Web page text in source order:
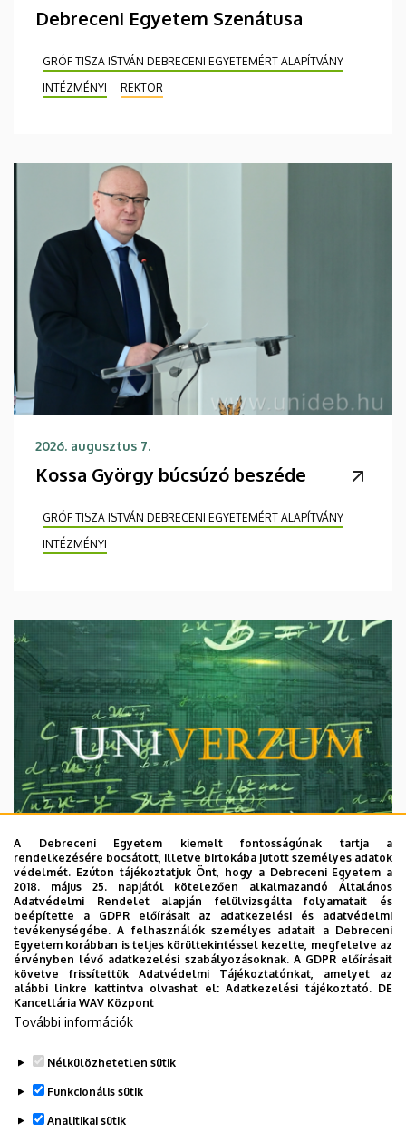
Debreceni Egyetem Szenátusa
GRÓF TISZA ISTVÁN DEBRECENI EGYETEMÉRT ALAPÍTVÁNY
INTÉZMÉNYI
REKTOR
2026. augusztus 7.
Kossa György búcsúzó beszéde
GRÓF TISZA ISTVÁN DEBRECENI EGYETEMÉRT ALAPÍTVÁNY
INTÉZMÉNYI
2026. augusztus 7.
Univerzum: A Debreceni Egyetem
titkos receptjei
KUTATÁS TUDOMÁNY
A Debreceni Egyetem kiemelt fontosságúnak tartja a
rendelkezésére bocsátott, illetve birtokába jutott személyes adatok
védelmét. Ezúton tájékoztatjuk Önt, hogy a Debreceni Egyetem a
2018. május 25. napjától kötelezően alkalmazandó Általános
Adatvédelmi Rendelet alapján felülvizsgálta folyamatait és
beépítette a GDPR előírásait az adatkezelési és adatvédelmi
tevékenységébe. A felhasználók személyes adatait a Debreceni
Egyetem korábban is teljes körültekintéssel kezelte, megfelelve az
érvényben lévő adatkezelési szabályozásoknak. A GDPR előírásait
követve frissítettük Adatvédelmi Tájékoztatónkat, amelyet az
alábbi linkre kattintva olvashat el:Adatkezelési tájékoztató. DE
Kancellária WAV Központ
További információk
Nélkülözhetetlen sütik
Funkcionális sütik
Analitikai sütik